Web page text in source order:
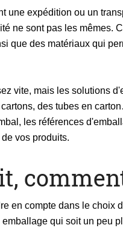
une expédition ou un
ne sont pas les mêmes.
que des matériaux qui
vite, mais les solutions
des tubes en
les références
de vos produits.
en compte dans le choix
qui soit un peu